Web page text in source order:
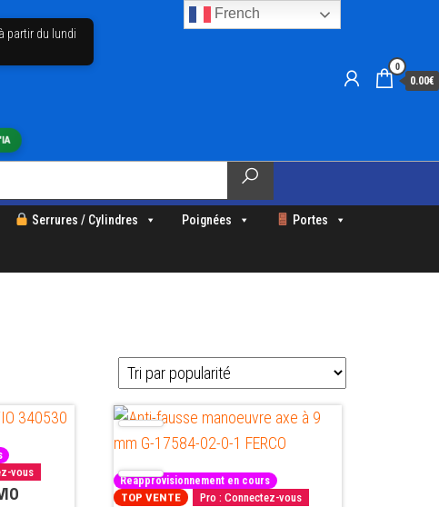
0
0.00€
partir du lundi
Serrures / Cylindres Poignées Portes
vous
Réapprovisionnement en cours
TOP VENTE Pro : Connectez-vous
French